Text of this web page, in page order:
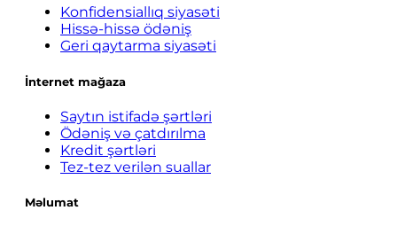
Konfidensiallıq siyasəti
Hissə-hissə ödəniş
Geri qaytarma siyasəti
İnternet mağaza
Saytın istifadə şərtləri
Ödəniş və çatdırılma
Kredit şərtləri
Tez-tez verilən suallar
Məlumat